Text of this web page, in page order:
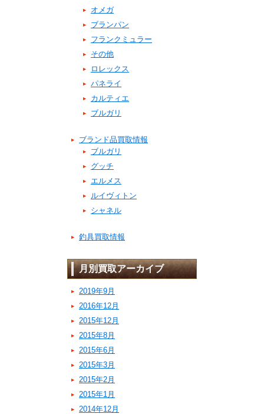
オメガ
ブランパン
フランクミュラー
その他
ロレックス
パネライ
カルティエ
ブルガリ
ブランド品買取情報
ブルガリ
グッチ
エルメス
ルイヴィトン
シャネル
釣具買取情報
月別買取アーカイブ
2019年9月
2016年12月
2015年12月
2015年8月
2015年6月
2015年3月
2015年2月
2015年1月
2014年12月